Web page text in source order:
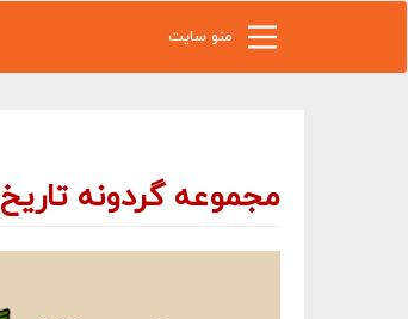
منو سایت
مجموعه گردونه تاریخ